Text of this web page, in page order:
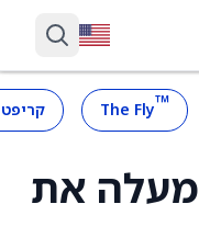
™
The Fly
Piper Sandler מעלה את